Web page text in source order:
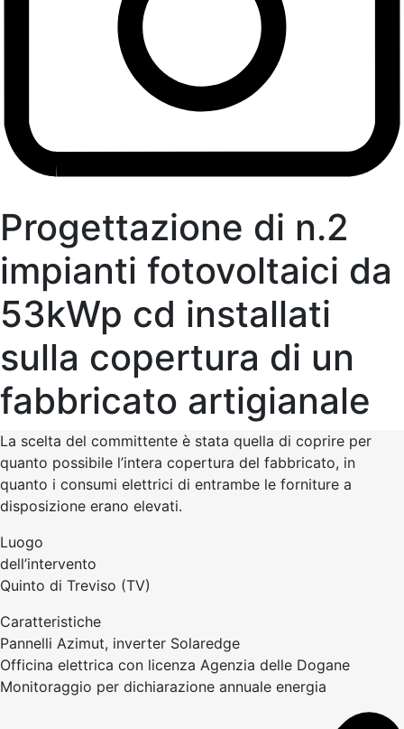
Progettazione di n.2
impianti fotovoltaici da
53kWp cd installati
sulla copertura di un
fabbricato artigianale
La scelta del committente è stata quella di coprire per
quanto possibile l’intera copertura del fabbricato, in
quanto i consumi elettrici di entrambe le forniture a
disposizione erano elevati.
Luogo
dell’intervento
Quinto di Treviso (TV)
Caratteristiche
Pannelli Azimut, inverter Solaredge
Officina elettrica con licenza Agenzia delle Dogane
Monitoraggio per dichiarazione annuale energia